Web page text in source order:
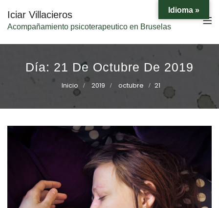
Iciar Villacieros
Acompañamiento psicoterapeutico en Bruselas
Día: 21 De Octubre De 2019
Inicio 2019 octubre 21
Idioma »